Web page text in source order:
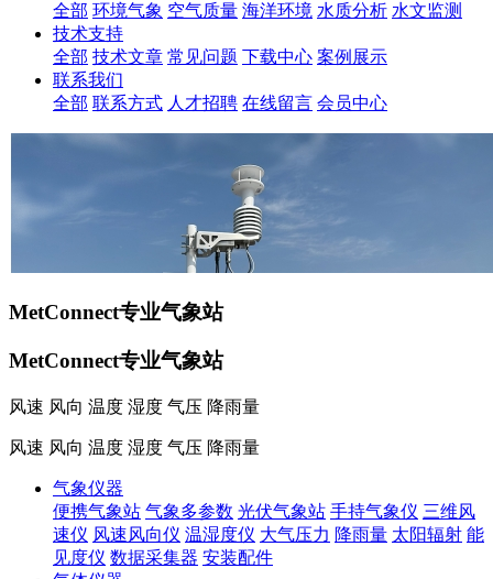
全部 环境气象 空气质量 海洋环境 水质分析 水文监测
技术支持
全部 技术文章 常见问题 下载中心 案例展示
联系我们
全部 联系方式 人才招聘 在线留言 会员中心
MetConnect专业气象站
MetConnect专业气象站
风速 风向 温度 湿度 气压 降雨量
风速 风向 温度 湿度 气压 降雨量
气象仪器
便携气象站 气象多参数 光伏气象站 手持气象仪 三维风
速仪 风速风向仪 温湿度仪 大气压力 降雨量 太阳辐射 能
见度仪 数据采集器 安装配件